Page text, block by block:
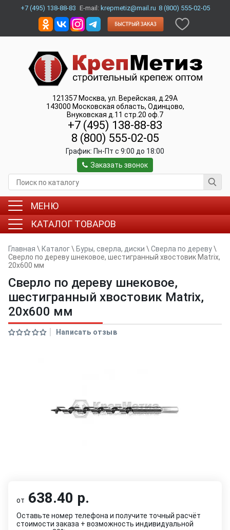
+7 (495) 138-88-83 E-mail: krepmetiz@mail.ru 8 (800) 555-02-05
121357 Москва, ул. Верейская, д.29А
143000 Московская область, Одинцово,
Внуковская д.11 стр.20 оф.7
+7 (495) 138-88-83
8 (800) 555-02-05
График: Пн-Пт c 9:00 до 18:00
Заказать звонок
МЕНЮ
КАТАЛОГ ТОВАРОВ
Главная \ Каталог\ Буры, сверла, диски \ Сверла по дереву\
Сверло по дереву шнековое, шестигранный хвостовик Matrix,
20х600 мм
Сверло по дереву шнековое,
шестигранный хвостовик Matrix,
20х600 мм
Написать отзыв
от 638.40 р.
Оставьте номер телефона и получите точный расчёт
стоимости заказа + возможность индивидуальной